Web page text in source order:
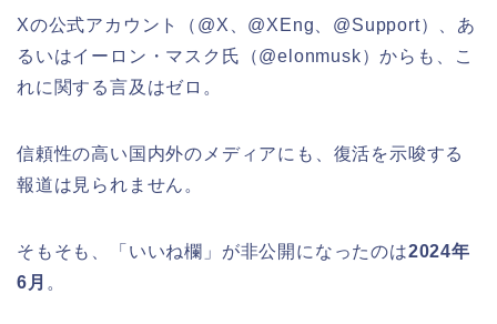
Xの公式アカウント（@X、@XEng、@Support）、あ
るいはイーロン・マスク氏（@elonmusk）からも、こ
れに関する言及はゼロ。
信頼性の高い国内外のメディアにも、復活を示唆する
報道は見られません。
そもそも、「いいね欄」が非公開になったのは2024年
6月 。